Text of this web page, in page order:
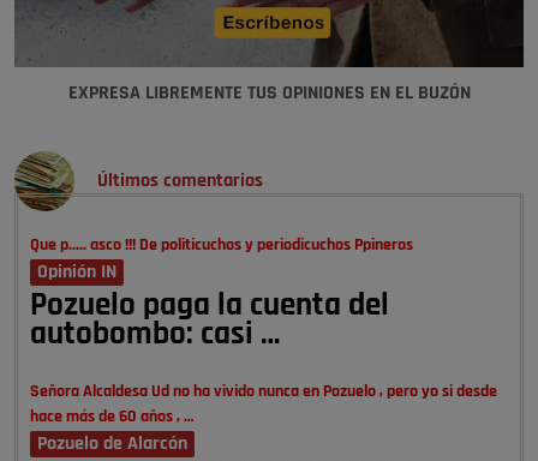
EXPRESA LIBREMENTE TUS OPINIONES EN EL BUZÓN
Últimos comentarios
Que p..... asco !!! De politicuchos y periodicuchos Ppineros
Opinión IN
Pozuelo paga la cuenta del
autobombo: casi …
Señora Alcaldesa Ud no ha vivido nunca en Pozuelo , pero yo si desde
hace más de 60 años , …
Pozuelo de Alarcón